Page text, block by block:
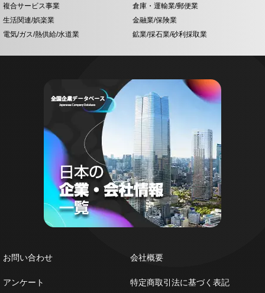
複合サービス事業
倉庫・運輸業/郵便業
生活関連/娯楽業
金融業/保険業
電気/ガス/熱供給/水道業
鉱業/採石業/砂利採取業
お問い合わせ
アンケート
会社概要
特定商取引法に基づく表記